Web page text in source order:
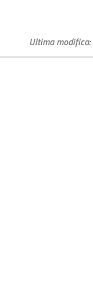
Ultima modifica